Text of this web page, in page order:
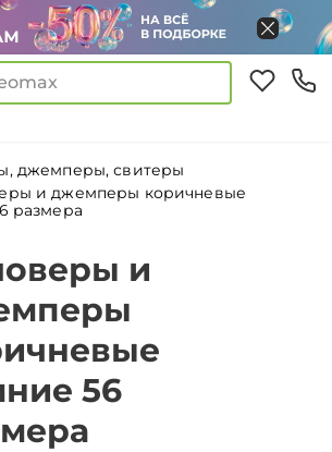
джемперы, свитеры
и джемперы коричневые
размера
и
56